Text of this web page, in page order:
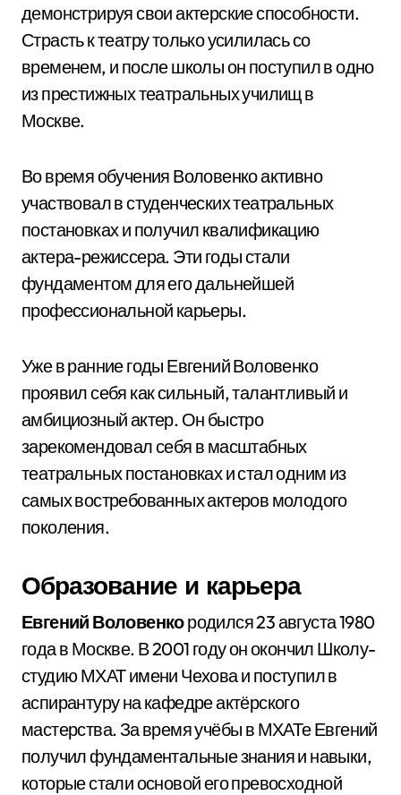
демонстрируя свои актерские способности.
Страсть к театру только усилилась со
временем, и после школы он поступил в одно
из престижных театральных училищ в
Москве.
Во время обучения Воловенко активно
участвовал в студенческих театральных
постановках и получил квалификацию
актера-режиссера. Эти годы стали
фундаментом для его дальнейшей
профессиональной карьеры.
Уже в ранние годы Евгений Воловенко
проявил себя как сильный, талантливый и
амбициозный актер. Он быстро
зарекомендовал себя в масштабных
театральных постановках и стал одним из
самых востребованных актеров молодого
поколения.
Образование и карьера
Евгений Воловенкородился 23 августа 1980
года в Москве. В 2001 году он окончил Школу-
студию МХАТ имени Чехова и поступил в
аспирантуру на кафедре актёрского
мастерства. За время учёбы в МХАТе Евгений
получил фундаментальные знания и навыки,
которые стали основой его превосходной